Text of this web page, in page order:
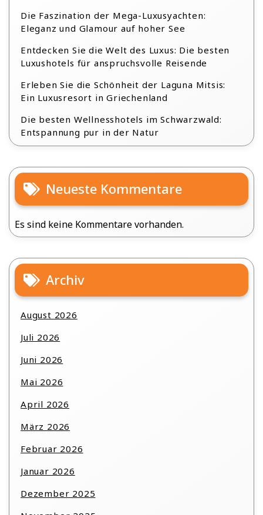
Die Faszination der Mega-Luxusyachten:
Eleganz und Glamour auf hoher See
Entdecken Sie die Welt des Luxus: Die besten
Luxushotels für anspruchsvolle Reisende
Erleben Sie die Schönheit der Laguna Mitsis:
Ein Luxusresort in Griechenland
Die besten Wellnesshotels im Schwarzwald:
Entspannung pur in der Natur
Neueste Kommentare
Es sind keine Kommentare vorhanden.
Archiv
August 2026
Juli 2026
Juni 2026
Mai 2026
April 2026
März 2026
Februar 2026
Januar 2026
Dezember 2025